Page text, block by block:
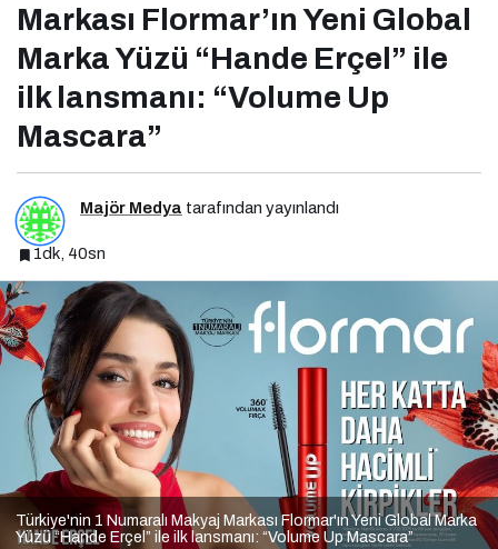
Markası Flormar’ın Yeni Global
Marka Yüzü “Hande Erçel” ile
ilk lansmanı: “Volume Up
Mascara”
Majör Medya tarafından yayınlandı
1dk, 40sn
Türkiye'nin 1 Numaralı Makyaj Markası Flormar'ın Yeni Global Marka
Yüzü “Hande Erçel” ile ilk lansmanı: “Volume Up Mascara”